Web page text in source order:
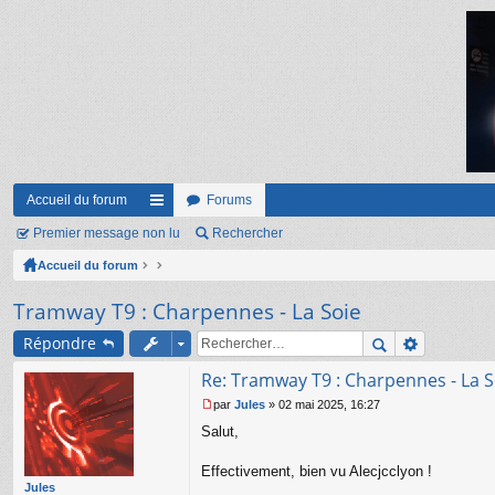
Accueil du forum
ac
co
ci
s
Forums
Premier message non lu Rechercher
Accueil du forum
Tramway T9 : Charpennes - La Soie
Répondre
Jules
Re: Tramway T9 : Charpennes - La
e
s
par Jules » 02 mai 2025, 16:27
Salut,
Effectivement, bien vu Alecjcclyon !